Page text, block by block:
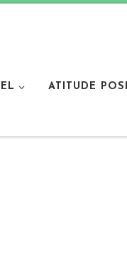
ATITUDE